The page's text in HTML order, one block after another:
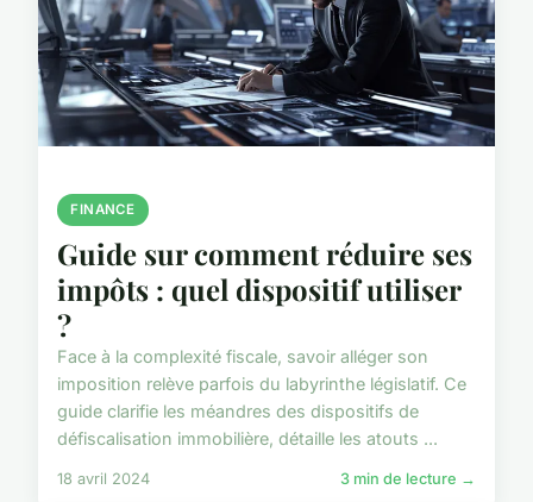
FINANCE
Guide sur comment réduire ses
impôts : quel dispositif utiliser
?
Face à la complexité fiscale, savoir alléger son
imposition relève parfois du labyrinthe législatif. Ce
guide clarifie les méandres des dispositifs de
défiscalisation immobilière, détaille les atouts ...
18 avril 2024 3 min de lecture →